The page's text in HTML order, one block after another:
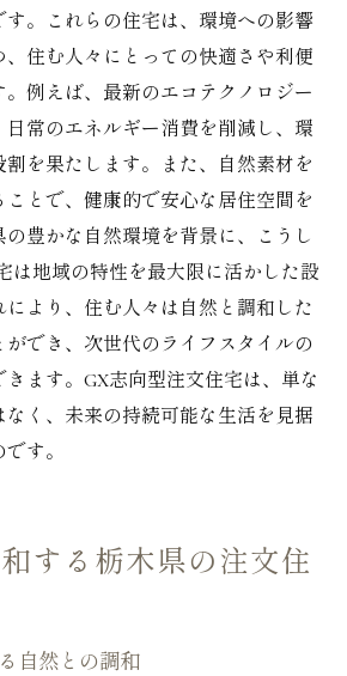
す。これらの住宅は、環境への影響
、住む人々にとっての快適さや利便
例えば、最新のエコテクノロジー
日常のエネルギー消費を削減し、環
を果たします。また、自然素材を
とで、健康的で安心な居住空間を
豊かな自然環境を背景に、こうし
は地域の特性を最大限に活かした設
より、住む人々は自然と調和した
でき、次世代のライフスタイルの
ます。GX志向型注文住宅は、単な
なく、未来の持続可能な生活を見据
す。
する栃木県の注文住
自然との調和